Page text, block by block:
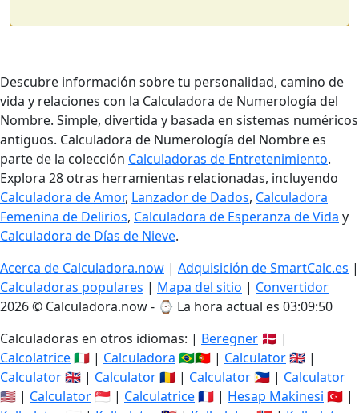
Descubre información sobre tu personalidad, camino de
vida y relaciones con la Calculadora de Numerología del
Nombre. Simple, divertida y basada en sistemas numéricos
antiguos. Calculadora de Numerología del Nombre es
parte de la colección Calculadoras de Entretenimiento.
Explora 28 otras herramientas relacionadas, incluyendo
Calculadora de Amor, Lanzador de Dados, Calculadora
Femenina de Delirios, Calculadora de Esperanza de Vida y
Calculadora de Días de Nieve.
Acerca de Calculadora.now | Adquisición de SmartCalc.es |
Calculadoras populares | Mapa del sitio | Convertidor
2026 © Calculadora.now - ⌚ La hora actual es 03:09:51
Calculadoras en otros idiomas: | Beregner 🇩🇰 |
Calcolatrice🇮🇹 | Calculadora 🇧🇷🇵🇹 | Calculator🇬🇧 |
Calculator🇬🇧 | Calculator🇷🇴 | Calculator 🇵🇭 | Calculator
🇺🇸 | Calculator🇸🇬 | Calculatrice🇫🇷 | Hesap Makinesi 🇹🇷 |